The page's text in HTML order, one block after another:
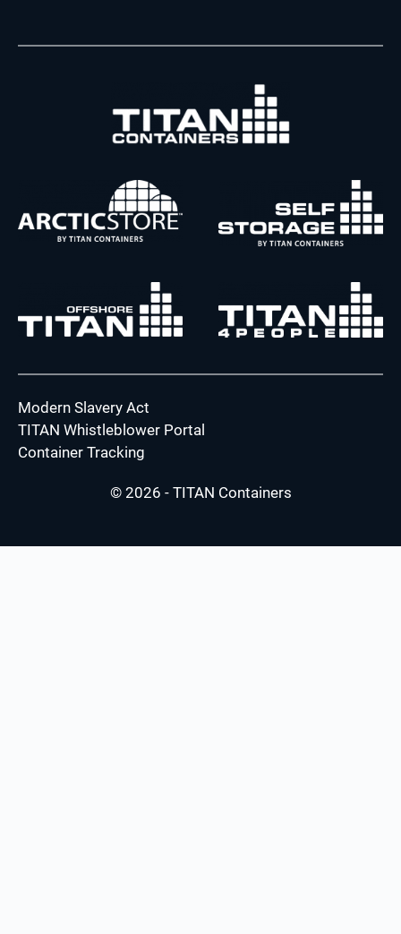
Modern Slavery Act
TITAN Whistleblower Portal
Container Tracking
© 2026 - TITAN Containers